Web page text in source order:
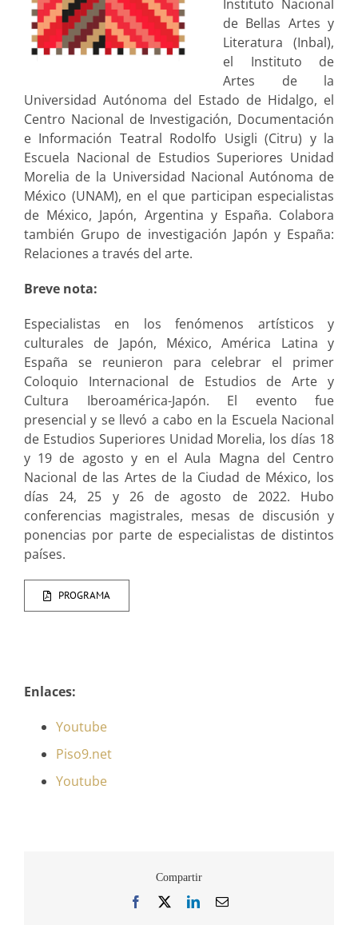
Instituto Nacional
de Bellas Artes y
Literatura (Inbal),
el Instituto de
Artes de la
Universidad Autónoma del Estado de Hidalgo, el
Centro Nacional de Investigación, Documentación
e Información Teatral Rodolfo Usigli (Citru) y la
Escuela Nacional de Estudios Superiores Unidad
Morelia de la Universidad Nacional Autónoma de
México (UNAM), en el que participan especialistas
de México, Japón, Argentina y España. Colabora
también Grupo de investigación Japón y España:
Relaciones a través del arte.
Breve nota:
Especialistas en los fenómenos artísticos y
culturales de Japón, México, América Latina y
España se reunieron para celebrar el primer
Coloquio Internacional de Estudios de Arte y
Cultura Iberoamérica-Japón. El evento fue
presencial y se llevó a cabo en la Escuela Nacional
de Estudios Superiores Unidad Morelia, los días 18
y 19 de agosto y en el Aula Magna del Centro
Nacional de las Artes de la Ciudad de México, los
días 24, 25 y 26 de agosto de 2022. Hubo
conferencias magistrales, mesas de discusión y
ponencias por parte de especialistas de distintos
países.
PROGRAMA
Enlaces:
Youtube
Piso9.net
Youtube
Compartir
Facebook LinkedInCorreo